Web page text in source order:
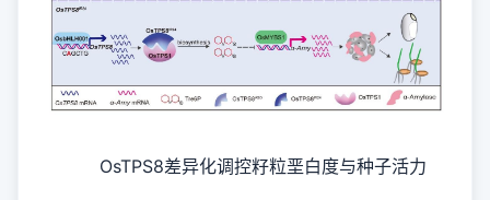
OsTPS8差异化调控籽粒垩白度与种子活力